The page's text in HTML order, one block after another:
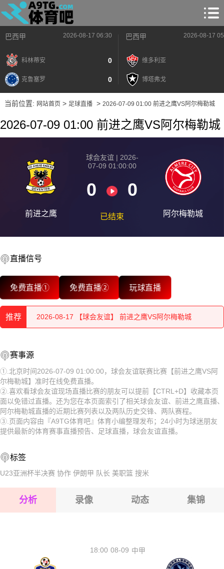
巴西甲 2026-08-17 06:30
科林蒂安 0
克鲁塞罗 0
巴西甲 2026-08-17
维多利亚
博塔弗戈
当前位置: 网站首页> 足球直播> 2026-07-09 01:00 前进之鹰VS阿尔梅勒城
2026-07-09 01:00 前进之鹰VS阿尔梅勒城
前进之鹰
球会友谊 | 2026-
07-09 01:00:00
0 0
已结束 阿尔梅勒城
直播信号
免费直播① 免费直播② 玩球直播
推荐
2026-08-17 【球会友谊】 前进之鹰VS阿尔梅勒城
2026-08-17 【球会友谊】 前进之鹰VS阿尔梅勒城
2026-08-17 【球会友谊】 前进之鹰VS阿尔梅勒城
2026-08-17 【球会友谊】 前进之鹰VS阿尔梅勒城
2026-08-17 【球会友谊】 前进之鹰VS阿尔梅勒城
2026-08-17 【球会友谊】 前进之鹰VS阿尔梅勒城
2026-08-17 【球会友谊】 前进之鹰VS阿尔梅勒城
2026-08-17 【球会友谊】 前进之鹰VS阿尔梅勒城
2026-08-17 【球会友谊】 前进之鹰VS阿尔梅勒城
2026-08-17 【球会友谊】 前进之鹰VS阿尔梅勒城
赛事源
①.北京时间2026-07-09 01:00:00，球会友谊联赛比赛【前进之鹰VS阿
尔梅勒城】准时在线免费直播。
②.喜欢看球会友谊现场直播比赛的朋友可以提前【CTRL+D】收藏本页
面以免错过直播。还为您在本页面索引了相关球会友谊、前进之鹰直播、
阿尔梅勒城直播的近期比赛列表以及两队历史交锋、两队赛程。
③.页面内容由『A9TG体育吧』体育小编整理发布；24小时为球迷朋友
提供最新的体育赛事直播预告、足球直播，球会友谊直播。
标签
U23亚洲杯半决赛 协作 伊朗甲 队长 美职篮 搜米
分析 录像 动态 集锦
08-09
18:00 中甲